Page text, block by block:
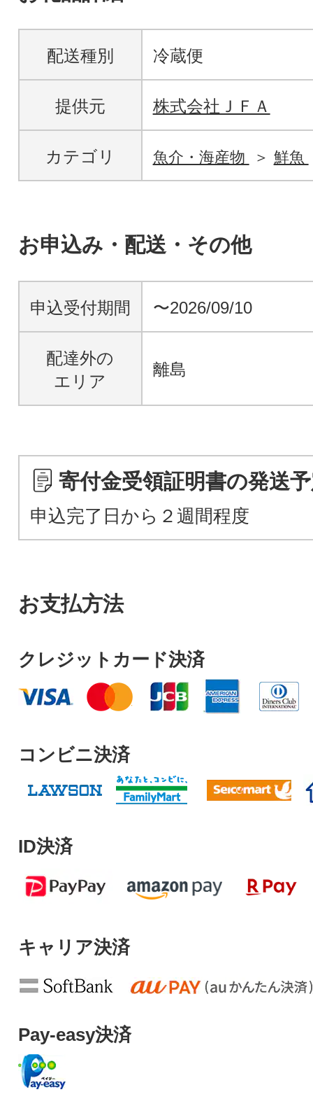
配送種別 冷蔵便
提供元 株式会社ＪＦＡ
カテゴリ 魚介・海産物 鮮魚
お申込み・配送・その他
申込受付期間 〜2026/09/10
配達外の
エリア
離島
寄付金受領証明書の発送
申込完了日から２週間程度
お支払方法
クレジットカード決済
コンビニ決済
ID決済
キャリア決済
Pay-easy決済